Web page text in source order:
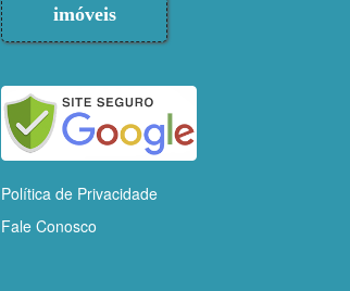
imóveis
Política de Privacidade
Fale Conosco